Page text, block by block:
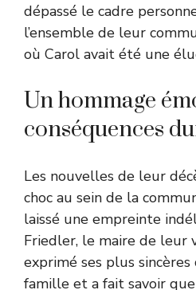
dépassé le cadre
l’ensemble de leur
où Carol avait été une
Un hommage
conséquences
Les nouvelles de leur
choc au sein de la
laissé une empreinte
Friedler, le maire de leur
exprimé ses plus sincères
famille et a fait savoir